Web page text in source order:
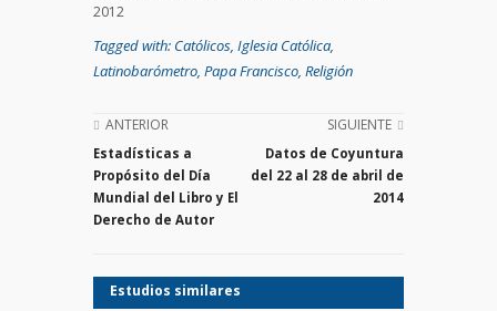
2012
Tagged with: Católicos Iglesia Católica
Latinobarómetro Papa Francisco Religión
ANTERIOR
Estadísticas a
Propósito del Día
Mundial del Libro y El
Derecho de Autor
SIGUIENTE
Datos de Coyuntura
del 22 al 28 de abril de
2014
Estudios similares